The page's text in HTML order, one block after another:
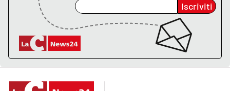
Laconair.it
Lacitymag.it
Iscriviti